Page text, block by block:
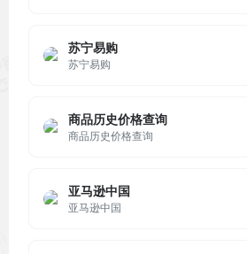
苏宁易购
苏宁易购
商品历史价格查询
商品历史价格查询
亚马逊中国
亚马逊中国